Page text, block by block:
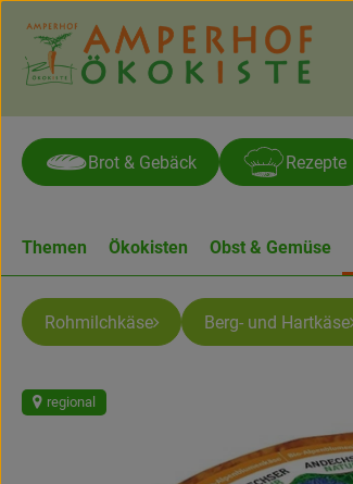
Brot & Gebäck Rezepte
Themen Ökokisten Obst & Gemüse
Rohmilchkäse Berg- und Hartkäse
regional